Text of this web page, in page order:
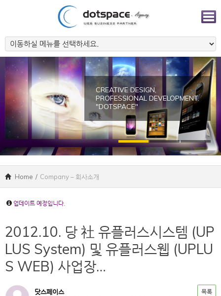
CREATIVE DESIGN,
PROFESSIONAL DEVELOPMENT.
"DOTSPACE"
Home / Company – 회사소개
업데이트 예정입니다.
2012.10. 당 社 유플러스시스템 (UP
LUS System) 및 유플러스웹 (UPLU
S WEB) 사업장…
닷스페이스
목록